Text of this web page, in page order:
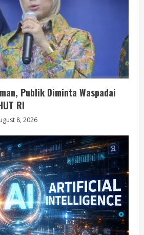
Publik Diminta Waspadai
RI
8, 2026